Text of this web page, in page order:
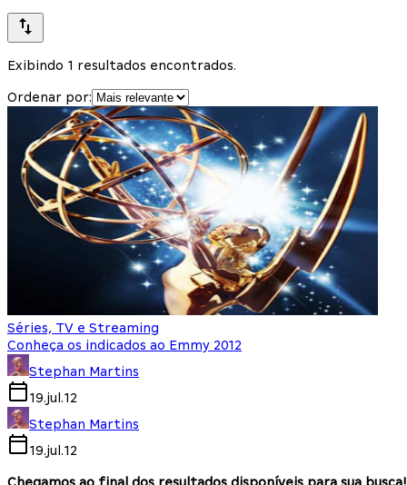
Exibindo 1 resultados encontrados.
Ordenar por:
Séries, TV e Streaming
Conheça os indicados ao Emmy 2012
Stephan Martins
19.jul.12
Stephan Martins
19.jul.12